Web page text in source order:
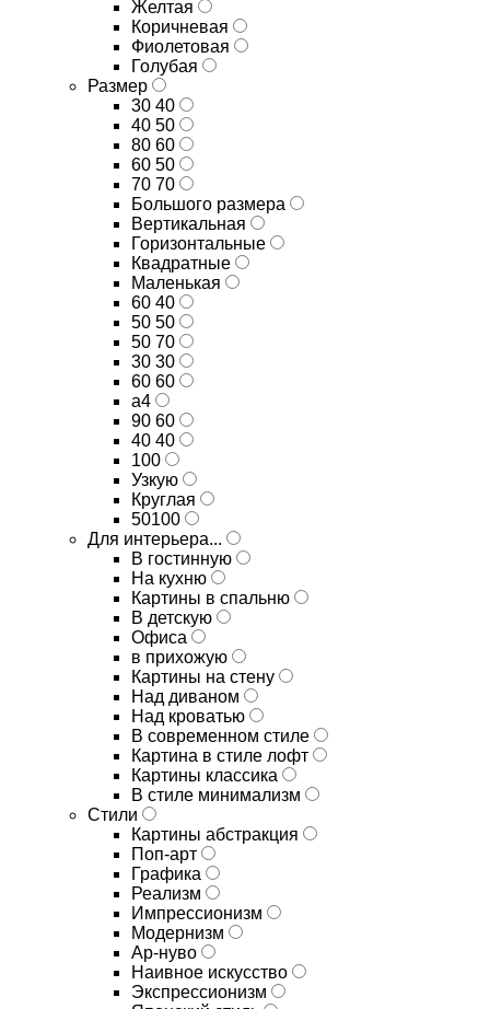
Желтая
Коричневая
Фиолетовая
Голубая
Размер
30 40
40 50
80 60
60 50
70 70
Большого размера
Вертикальная
Горизонтальные
Квадратные
Маленькая
60 40
50 50
50 70
30 30
60 60
а4
90 60
40 40
100
Узкую
Круглая
50100
Для интерьера...
В гостинную
На кухню
Картины в спальню
В детскую
Офиса
в прихожую
Картины на стену
Над диваном
Над кроватью
В современном стиле
Картина в стиле лофт
Картины классика
В стиле минимализм
Стили
Картины абстракция
Поп-арт
Графика
Реализм
Импрессионизм
Модернизм
Ар-нуво
Наивное искусство
Экспрессионизм